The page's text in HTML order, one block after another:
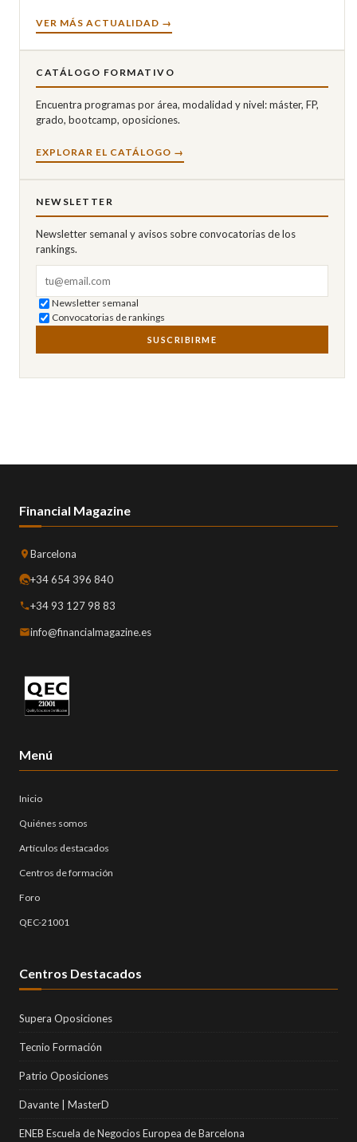
VER MÁS ACTUALIDAD →
CATÁLOGO FORMATIVO
Encuentra programas por área, modalidad y nivel: máster, FP,
grado, bootcamp, oposiciones.
EXPLORAR EL CATÁLOGO →
NEWSLETTER
Newsletter semanal y avisos sobre convocatorias de los
rankings.
Newsletter semanal
Convocatorias de rankings
SUSCRIBIRME
Financial Magazine
Barcelona
+34 654 396 840
+34 93 127 98 83
info@financialmagazine.es
Menú
Inicio
Quiénes somos
Artículos destacados
Centros de formación
Foro
QEC-21001
Centros Destacados
Supera Oposiciones
Tecnio Formación
Patrio Oposiciones
Davante | MasterD
ENEB Escuela de Negocios Europea de Barcelona